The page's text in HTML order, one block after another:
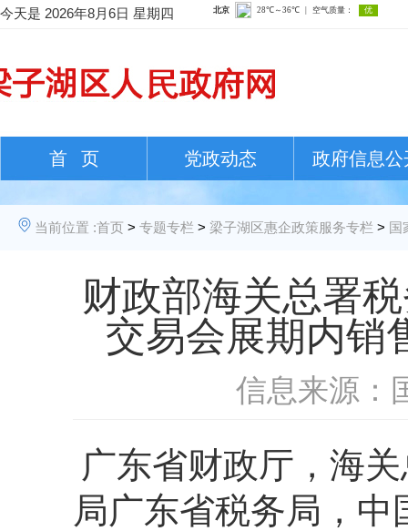
今天是 2026年8月6日 星期四
首 页 党政动态 政府信息公
当前位置 :首页 > 专题专栏 > 梁子湖区惠企政策服务专栏 > 国
财政部海关总署
交易会展期内销
信息来源：
广东省财政厅，海
局广东省税务局，